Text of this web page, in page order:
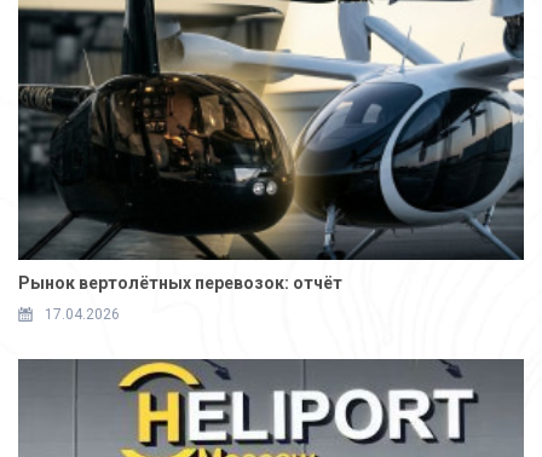
Рынок вертолётных перевозок: отчёт
17.04.2026